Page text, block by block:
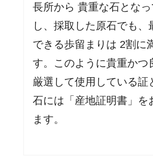
長所から 貴重な石とな
し、採取した原石でも、
できる歩留まりは 2割に
す。このように貴重かつ
厳選して使用している証
石には「産地証明書」を
ます。